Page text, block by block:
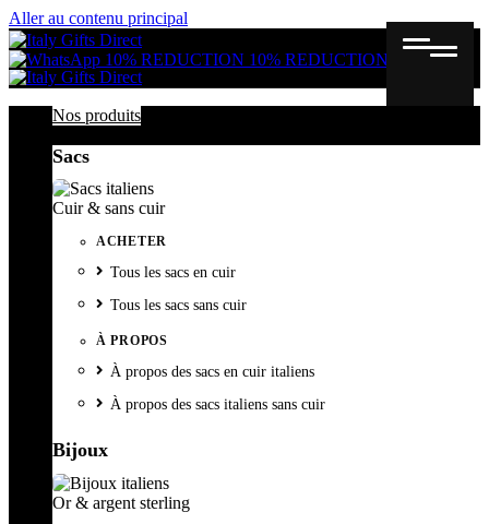
Aller au contenu principal
10% REDUCTION 10% REDUCTION
Nos produits
Sacs
Cuir & sans cuir
ACHETER
Tous les sacs en cuir
Tous les sacs sans cuir
À PROPOS
À propos des sacs en cuir italiens
À propos des sacs italiens sans cuir
Bijoux
Or & argent sterling